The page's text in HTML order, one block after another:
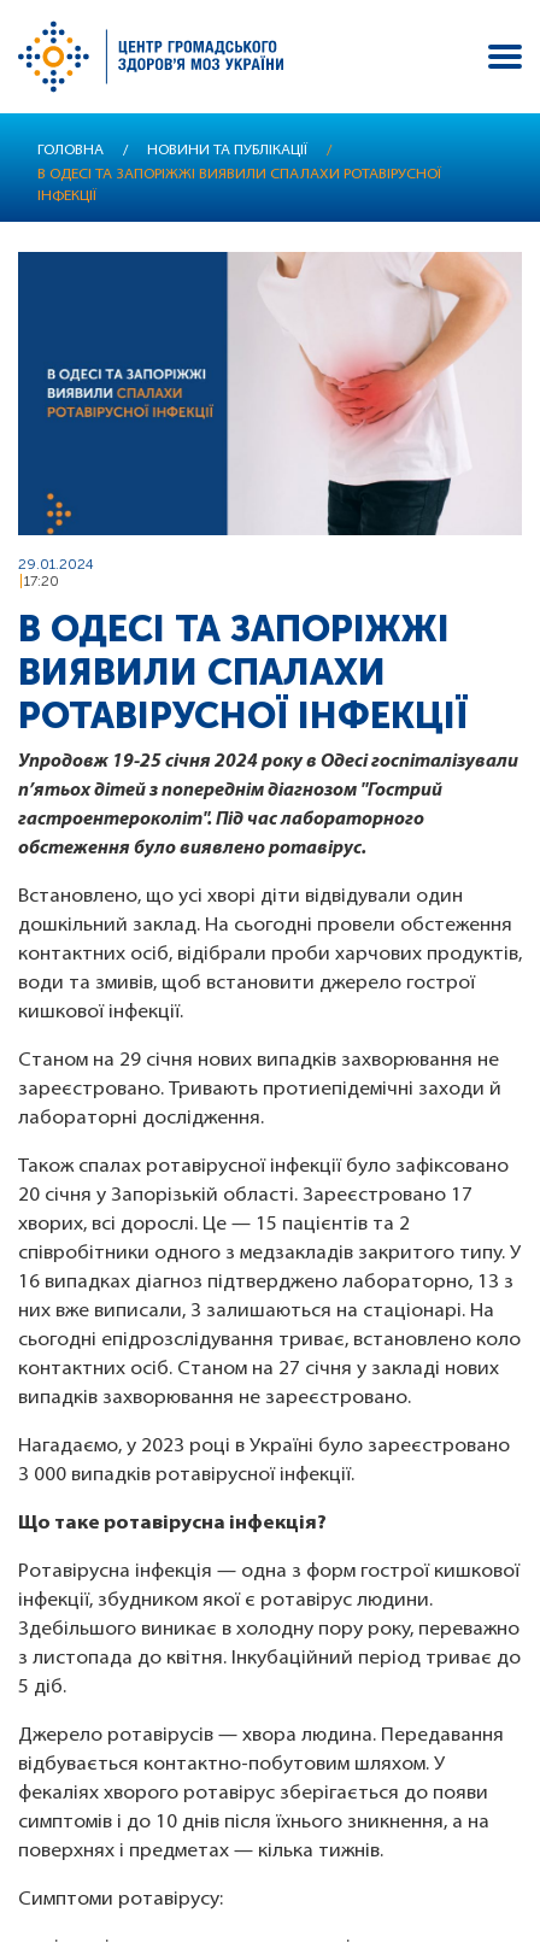
основного
ГОЛОВНА / НОВИНИ ТА ПУБЛІКАЦІЇ
/
В ОДЕСІ ТА ЗАПОРІЖЖІ ВИЯВИЛИ СПАЛАХИ РОТАВІРУСНОЇ
ІНФЕКЦІЇ
29.01.2024
17:20
В ОДЕСІ ТА ЗАПОРІЖЖІ
ВИЯВИЛИ СПАЛАХИ
РОТАВІРУСНОЇ ІНФЕКЦІЇ
Упродовж 19-25 січня 2024 року в Одесі госпіталізували
п’ятьох дітей з попереднім діагнозом "Гострий
гастроентероколіт". Під час лабораторного
обстеження було виявлено ротавірус.
Встановлено, що усі хворі діти відвідували один
дошкільний заклад. На сьогодні провели обстеження
контактних осіб, відібрали проби харчових продуктів,
води та змивів, щоб встановити джерело гострої
кишкової інфекції.
Станом на 29 січня нових випадків захворювання не
зареєстровано. Тривають протиепідемічні заходи й
лабораторні дослідження.
Також спалах ротавірусної інфекції було зафіксовано
20 січня у Запорізькій області. Зареєстровано 17
хворих, всі дорослі. Це — 15 пацієнтів та 2
співробітники одного з медзакладів закритого типу. У
16 випадках діагноз підтверджено лабораторно, 13 з
них вже виписали, 3 залишаються на стаціонарі. На
сьогодні епідрозслідування триває, встановлено коло
контактних осіб. Станом на 27 січня у закладі нових
випадків захворювання не зареєстровано.
Нагадаємо, у 2023 році в Україні було зареєстровано
3 000 випадків ротавірусної інфекції.
Що таке ротавірусна інфекція?
Ротавірусна інфекція — одна з форм гострої кишкової
інфекції, збудником якої є ротавірус людини.
Здебільшого виникає в холодну пору року, переважно
з листопада до квітня. Інкубаційний період триває до
5 діб.
Джерело ротавірусів — хвора людина. Передавання
відбувається контактно-побутовим шляхом. У
фекаліях хворого ротавірус зберігається до появи
симптомів і до 10 днів після їхнього зникнення, а на
поверхнях і предметах — кілька тижнів.
Симптоми ротавірусу: